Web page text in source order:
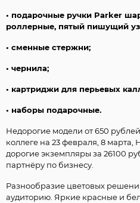
• подарочные ручки Parker
роллерные, пятый пишущий
• сменные стержни;
• чернила;
• картриджи для перьевых
• наборы подарочные.
Недорогие модели от 650
коллеге на 23 февраля, 8
дорогие экземпляры за 26100
партнёру по бизнесу.
Разнообразие цветовых
аудиторию. Яркие красные и